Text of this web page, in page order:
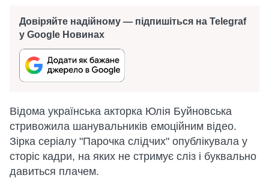
Довіряйте надійному — підпишіться на Telegraf
у Google Новинах
Відома українська акторка Юлія Буйновська
стривожила шанувальників емоційним відео.
Зірка серіалу "Парочка слідчих" опублікувала у
сторіс кадри, на яких не стримує сліз і буквально
давиться плачем.